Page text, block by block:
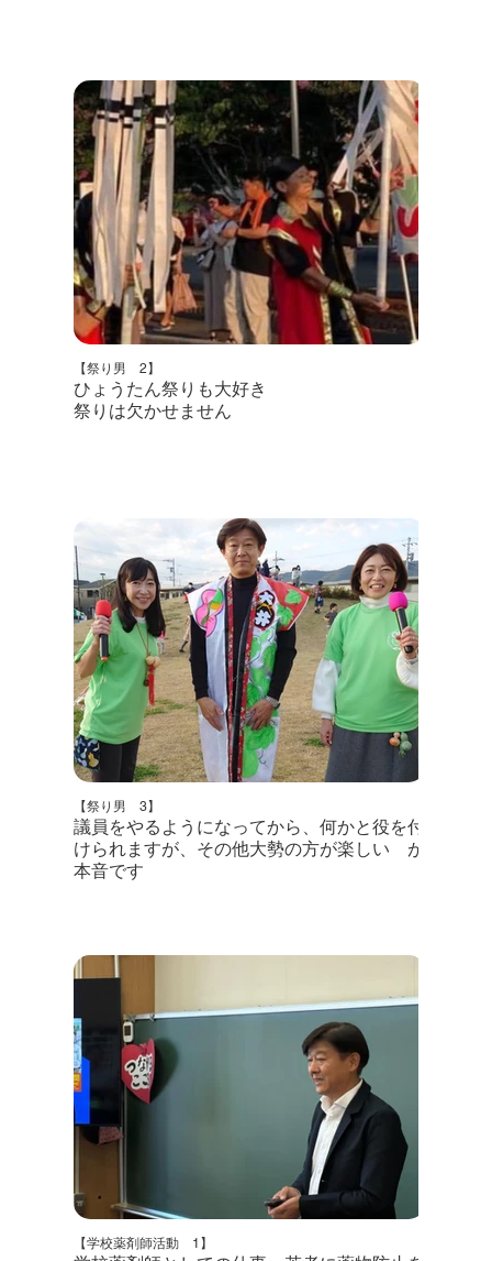
【祭り男 2】
ひょうたん祭りも大好き
祭りは欠かせません
【祭り男 3】
議員をやるようになってから、何かと役を付
けられますが、その他大勢の方が楽しい が
本音です
【学校薬剤師活動 1】